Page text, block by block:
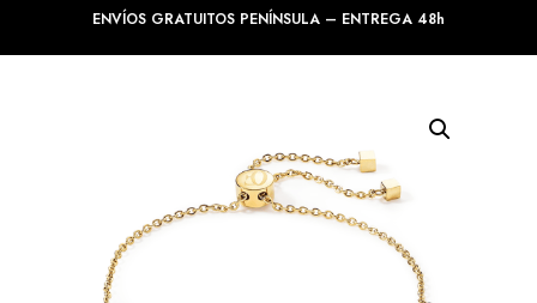
ENVÍOS GRATUITOS PENÍNSULA – ENTREGA 48h